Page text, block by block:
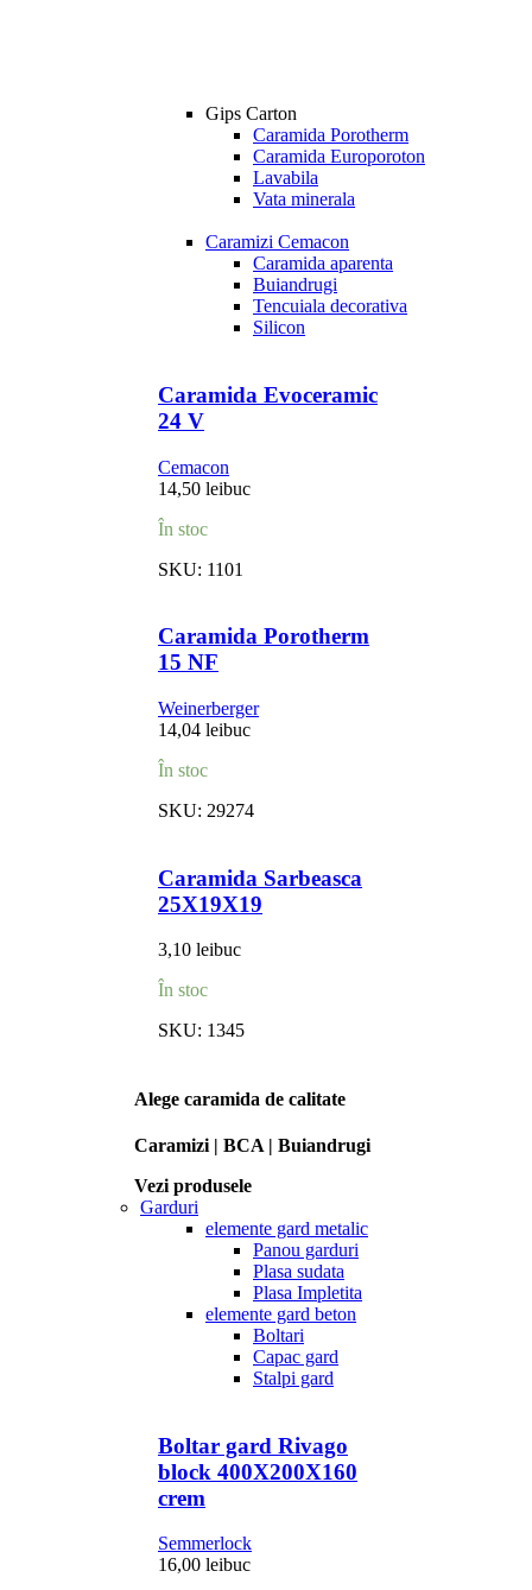
Gips Carton
Caramida Porotherm
Caramida Europoroton
Lavabila
Vata minerala
Caramizi Cemacon
Caramida aparenta
Buiandrugi
Tencuiala decorativa
Silicon
Caramida Evoceramic
24 V
Cemacon
14,50 leibuc
În stoc
SKU: 1101
Caramida Porotherm
15 NF
Weinerberger
14,04 leibuc
În stoc
SKU: 29274
Caramida Sarbeasca
25X19X19
3,10 leibuc
În stoc
SKU: 1345
Alege caramida de calitate
Caramizi | BCA | Buiandrugi
Vezi produsele
Garduri
elemente gard metalic
Panou garduri
Plasa sudata
Plasa Impletita
elemente gard beton
Boltari
Capac gard
Stalpi gard
Boltar gard Rivago
block 400X200X160
crem
Semmerlock
16,00 leibuc